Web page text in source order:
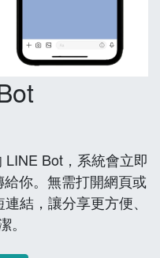
Bot，系統會立即
你。無需打開網頁或
結，讓分享更方便、
。